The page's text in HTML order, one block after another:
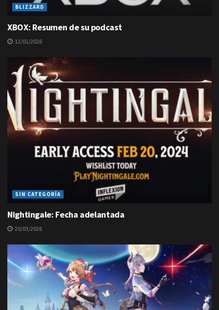
BLIZZARD
XBOX: Resumen de su podcast
12/01/2026
SIN CATEGORÍA
Nightingale: Fecha adelantada
20/03/2026